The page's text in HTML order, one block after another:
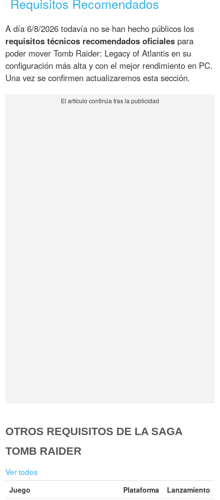
A día 6/8/2026 todavía no se han hecho públicos los
requisitos técnicos recomendados oficiales para
poder mover Tomb Raider: Legacy of Atlantis en su
configuración más alta y con el mejor rendimiento en PC.
Una vez se confirmen actualizaremos esta sección.
OTROS REQUISITOS DE LA SAGA
TOMB RAIDER
Ver todos
Juego Plataforma
Lanzamiento